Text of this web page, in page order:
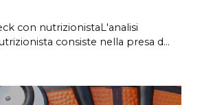
con nutrizionistaL'analisi
consiste nella presa d...